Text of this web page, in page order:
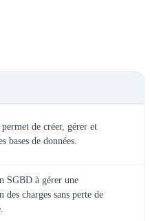
de créer, gérer et
bases de données.
SGBD à gérer une
des charges sans perte de